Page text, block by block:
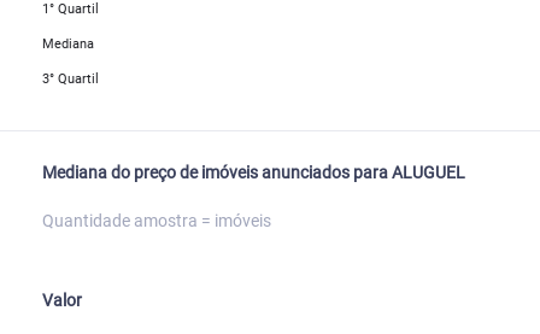
1° Quartil
Mediana
3° Quartil
Mediana do preço de imóveis anunciados para ALUGUEL
Quantidade amostra = imóveis
Valor